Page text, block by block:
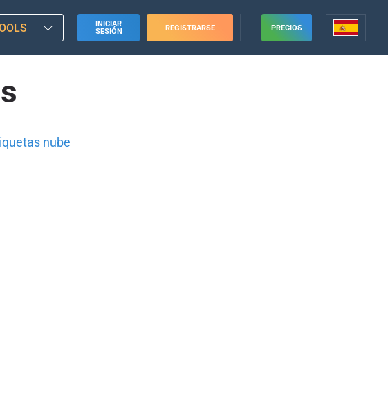
INICIAR
SESIÓN
REGISTRARSE PRECIOS
nube